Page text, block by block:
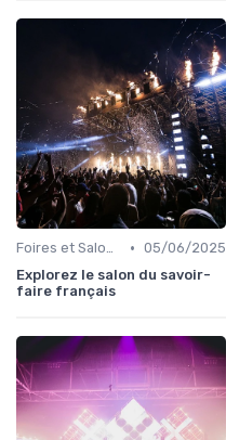
Foires et Salons Grand Public • 05/06/2025
Explorez le salon du savoir-
faire français